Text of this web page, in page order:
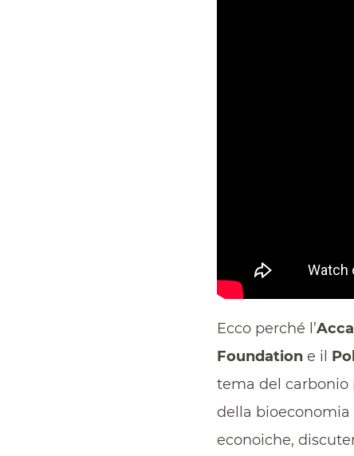
Ecco perché l’
Foundation e il
tema del carbonio
della bioeconomia
econoiche,